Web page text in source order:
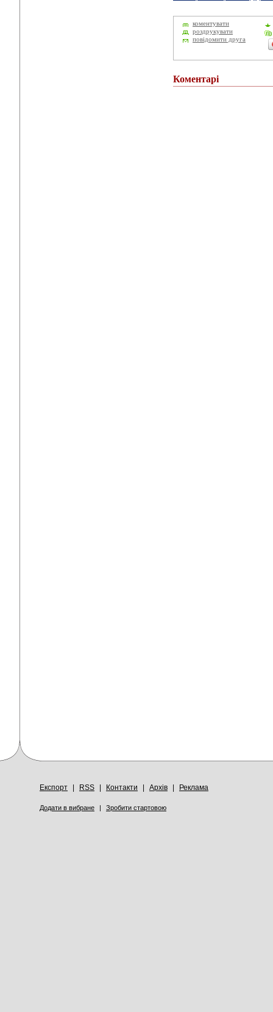
коментувати
роздрукувати
повідомити друга
Коментарі
Експорт RSS Контакти Архів Реклама
Додати в вибране | Зробити стартовою